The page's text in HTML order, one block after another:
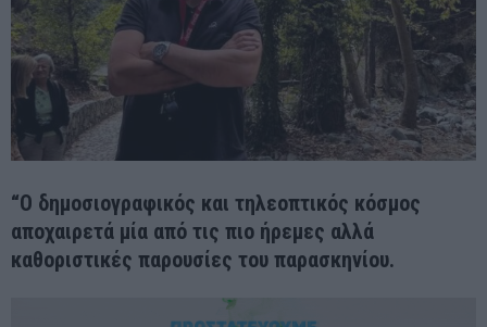
“Ο δημοσιογραφικός και τηλεοπτικός κόσμος
αποχαιρετά μία από τις πιο ήρεμες αλλά
καθοριστικές παρουσίες του παρασκηνίου.